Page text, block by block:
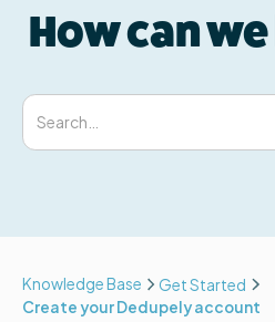
How can
Knowledge Base
Get Started
Create your Dedupely account